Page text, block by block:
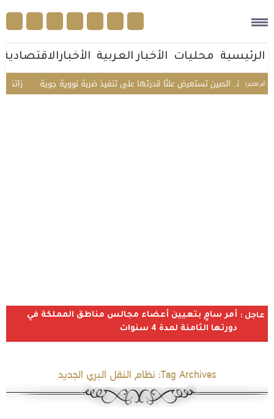
الرئيسية محليات الأخبار العربية الأخبارالاقتصادية
أخر الأخبار | «زاتكا» مرة.. الصين تستعرض علنًا قدرتها على تنفيذ ضربة نووية جوية
عاجل : أمر سامٍ بتعيين أعضاء مجالس مناطق المملكة في
دورتها الثامنة لمدة 4 سنوات
Tag Archives: نظام النقل البري الجديد